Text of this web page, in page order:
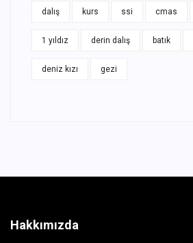
dalış kurs ssi cmas
1 yıldız derin dalış batık
deniz kızı gezi
Hakkımızda